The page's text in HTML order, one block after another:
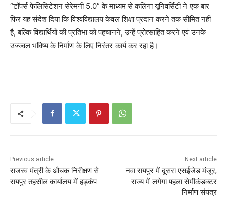
“टॉपर्स फेलिसिटेशन सेरेमनी 5.0” के माध्यम से कलिंगा यूनिवर्सिटी ने एक बार
फिर यह संदेश दिया कि विश्वविद्यालय केवल शिक्षा प्रदान करने तक सीमित नहीं
है, बल्कि विद्यार्थियों की प्रतिभा को पहचानने, उन्हें प्रोत्साहित करने एवं उनके
उज्ज्वल भविष्य के निर्माण के लिए निरंतर कार्य कर रहा है।
Previous article
​राजस्व मंत्री के औचक निरीक्षण से
रायपुर तहसील कार्यालय में हड़कंप
Next article
नवा रायपुर में दूसरा एसईजेड मंजूर,
राज्य में लगेगा पहला सेमीकंडक्टर
निर्माण संयंत्र